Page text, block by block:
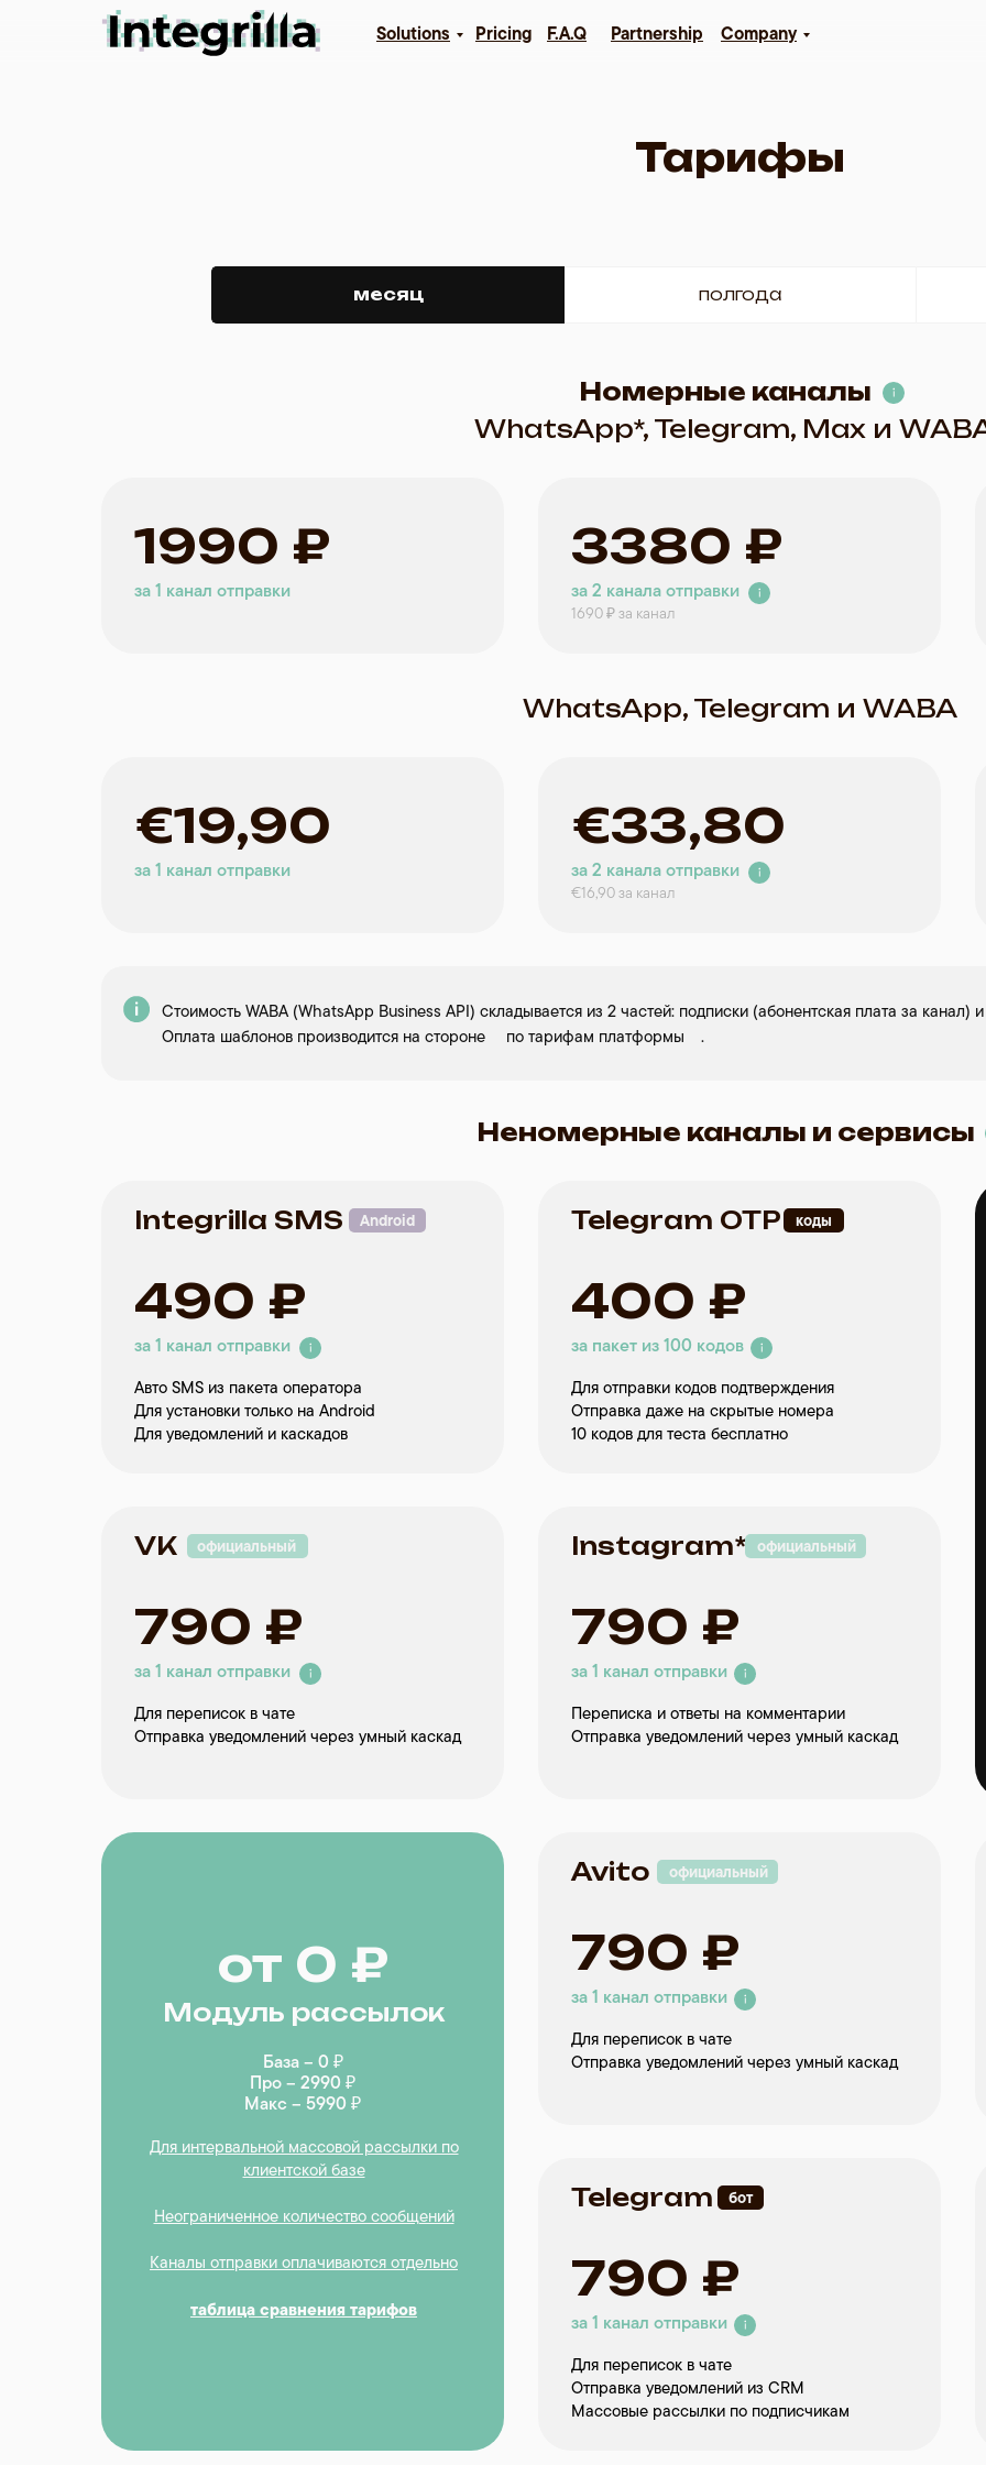
Solutions Pricing F.A.Q Partnership Company
Тарифы
месяц полгода
Номерные каналы
WhatsApp*, Telegram, Max и
1690 ₽ за канал
3380 ₽
за 2 канала отправки
1990 ₽
за 1 канал отправки
за 2 канала отправки
за 1 канал отправки за 2 канала отправки
за 1 канал отправки
WhatsApp, Telegram и WABA
€16,90 за канал
€33,80
за 2 канала отправки
€19,90
за 1 канал отправки
€31,50 в месяц
€28,12 в месяц
Стоимость WABA (WhatsApp Business API) складывается из 2 частей: подписки (абонентская плата за
Оплата шаблонов производится на стороне
по тарифам платформы .
Неномерные каналы и сервисы
Instagram*
790 ₽
за 1 канал отправки
Переписка и ответы на комментарии
Отправка уведомлений через умный каскад
официальный
Avito
790 ₽
за 1 канал отправки
Для переписок в чате
Отправка уведомлений через умный каскад
официальный
Telegram бот
790 ₽
за 1 канал отправки
Для переписок в чате
Отправка уведомлений из CRM
Массовые рассылки по подписчикам
Модуль рассылок
от 0 ₽
Для интервальной массовой рассылки по
клиентской базе
Неограниченное количество сообщений
Каналы отправки оплачиваются отдельно
таблица сравнения тарифов
База – 0 ₽
Про – 2990 ₽
Макс – 5990 ₽
VK
790 ₽
за 1 канал отправки
Для переписок в чате
Отправка уведомлений через умный каскад
официальный
Integrilla SMS
490 ₽
за 1 канал отправки
Авто SMS из пакета оператора
Для установки только на Android
Для уведомлений и каскадов
Android Telegram OTP коды
400 ₽
за пакет из 100 кодов
Для отправки кодов подтверждения
Отправка даже на скрытые номера
10 кодов для теста бесплатно